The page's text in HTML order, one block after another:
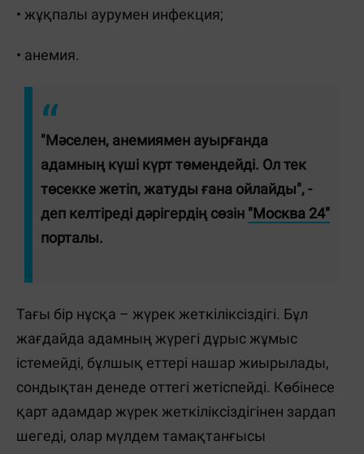
• жұқпалы аурумен инфекция;
• анемия.
"Мәселен, анемиямен ауырғанда
адамның күші күрт төмендейді. Ол тек
төсекке жетіп, жатуды ғана ойлайды", -
деп келтіреді дәрігердің сөзін "Москва 24"
порталы.
Тағы бір нұсқа – жүрек жеткіліксіздігі. Бұл
жағдайда адамның жүрегі дұрыс жұмыс
істемейді, бұлшық еттері нашар жиырылады,
сондықтан денеде оттегі жетіспейді. Көбінесе
қарт адамдар жүрек жеткіліксіздігінен зардап
шегеді, олар мүлдем тамақтанғысы